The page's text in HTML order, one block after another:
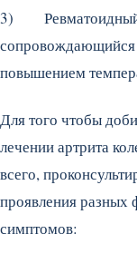
3) Ревматоидный
сопровождающийся
повышением
Для того чтобы
лечении артрита
всего,
проявления
симптомов: